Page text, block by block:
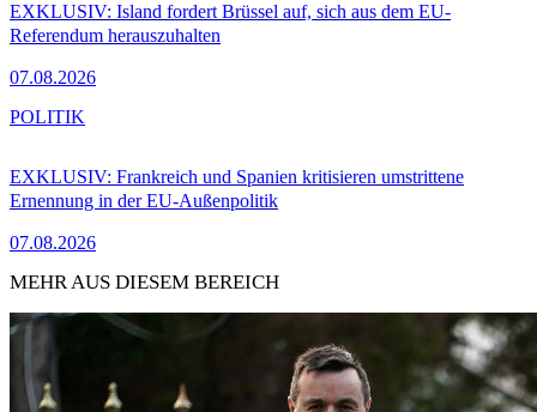
EXKLUSIV: Island fordert Brüssel auf, sich aus dem EU-
Referendum herauszuhalten
07.08.2026
EXKLUSIV: Frankreich und Spanien kritisieren umstrittene
Ernennung in der EU-Außenpolitik
07.08.2026
POLITIK
MEHR AUS DIESEM BEREICH